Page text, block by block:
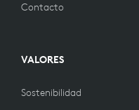
Contacto
VALORES
Sostenibilidad